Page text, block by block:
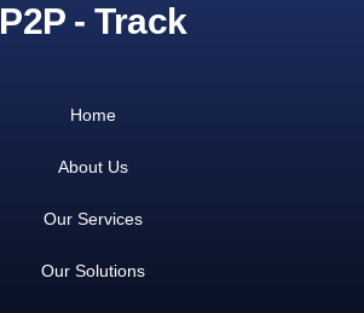
P2P - Track
Home
About Us
Our Services
Our Solutions